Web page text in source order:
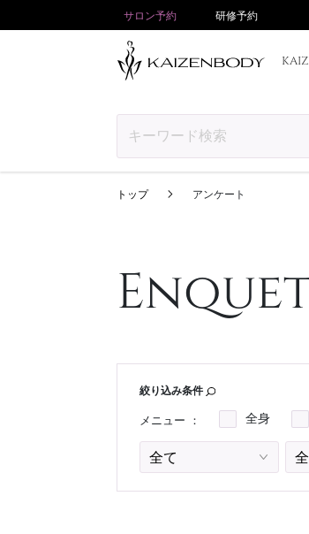
サロン予約 研修予約
予約確認
トップ アンケート
絞り込み条件
メニュー ： 全身